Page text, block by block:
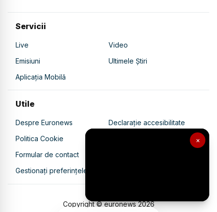
×
Servicii
Live
Video
Emisiuni
Ultimele Știri
Aplicația Mobilă
Utile
Despre Euronews
Declarație accesibilitate
Politica Cookie
Politica de confidențialitate
Formular de contact
Gestionați preferințele
Copyright © euronews2026